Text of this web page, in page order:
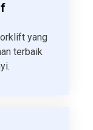
yang
terbaik